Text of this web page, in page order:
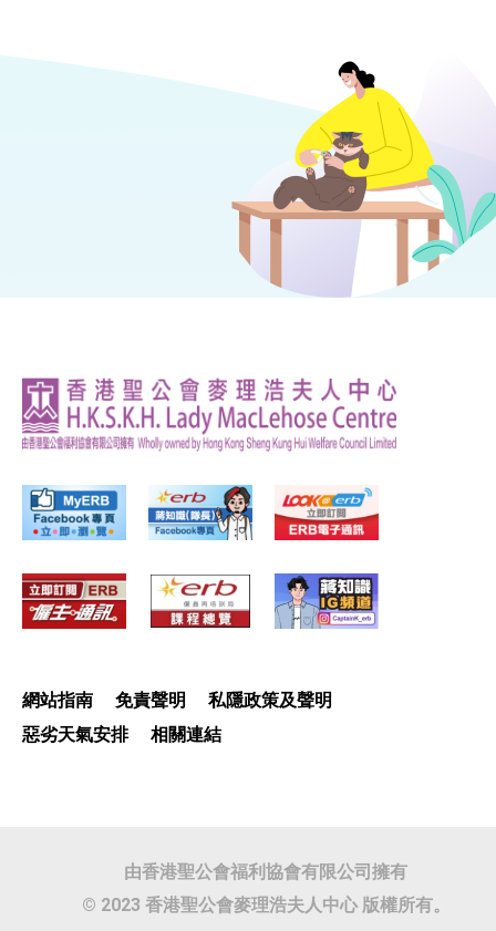
網站指南 免責聲明
私隱政策及聲明
惡劣天氣安排
相關連結
由香港聖公會福利協會有限公司擁有
© 2023 香港聖公會麥理浩夫人中心 版權所有。